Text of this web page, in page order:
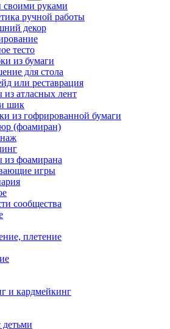
своими руками
ручной работы
декор
тесто
из бумаги
для стола
или реставрация
из атласных лент
шик
из гофрированной бумаги
(фоамиран)
из фоамирана
игры
сообщества
плетение
и кардмейкинг
детьми